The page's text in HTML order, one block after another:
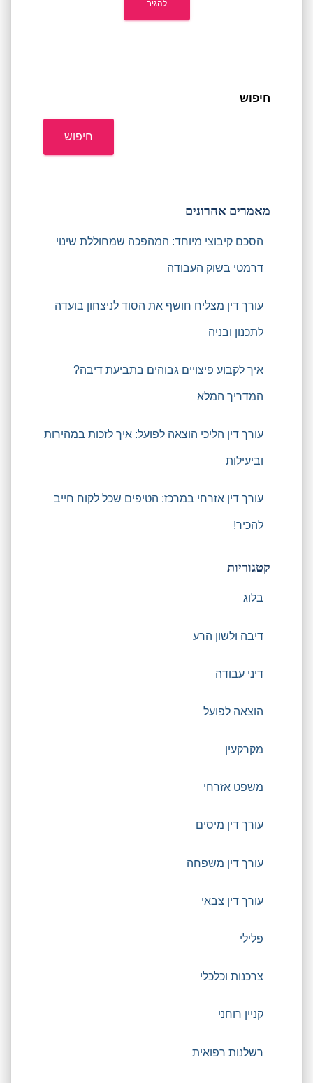
חיפוש
חיפוש
מאמרים אחרונים
הסכם קיבוצי מיוחד: המהפכה שמחוללת שינוי
דרמטי בשוק העבודה
עורך דין מצליח חושף את הסוד לניצחון בועדה
לתכנון ובניה
איך לקבוע פיצויים גבוהים בתביעת דיבה?
המדריך המלא
עורך דין הליכי הוצאה לפועל: איך לזכות במהירות
וביעילות
עורך דין אזרחי במרכז: הטיפים שכל לקוח חייב
להכיר!
קטגוריות
בלוג
דיבה ולשון הרע
דיני עבודה
הוצאה לפועל
מקרקעין
משפט אזרחי
עורך דין מיסים
עורך דין משפחה
עורך דין צבאי
פלילי
צרכנות וכלכלי
קניין רוחני
רשלנות רפואית